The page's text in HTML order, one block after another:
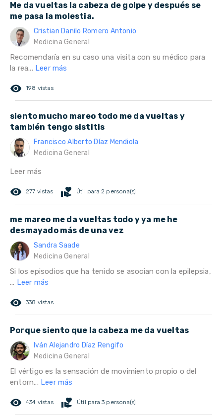
Me da vueltas la cabeza de golpe y después se
me pasa la molestia.
Cristian Danilo Romero Antonio
Medicina General
Recomendaría en su caso una visita con su médico para
la rea... Leer más
remove_red_eye 198 vistas
siento mucho mareo todo me da vueltas y
también tengo sistitis
Francisco Alberto Díaz Mendiola
Medicina General
Leer más
remove_red_eye 277 vistas volunteer_activism Útil para 2 persona(s)
me mareo me da vueltas todo y ya me he
desmayado más de una vez
Sandra Saade
Medicina General
Si los episodios que ha tenido se asocian con la epilepsia,
... Leer más
remove_red_eye 338 vistas
Porque siento que la cabeza me da vueltas
Iván Alejandro Díaz Rengifo
Medicina General
El vértigo es la sensación de movimiento propio o del
entorn... Leer más
remove_red_eye 434 vistas volunteer_activism Útil para 3 persona(s)